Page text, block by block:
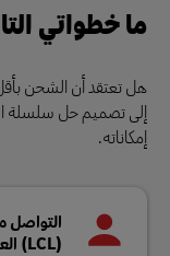
ما خطواتي
إلى تصميم حل سلسلة
إمكاناته.
التواصل
(LCL) العالمي لدينا